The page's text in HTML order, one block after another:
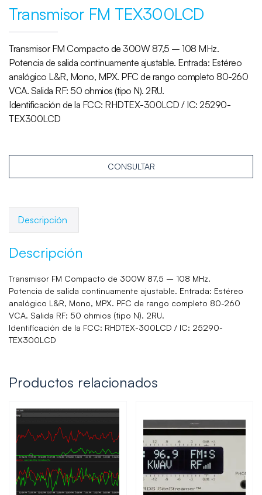
Transmisor FM TEX300LCD
Transmisor FM Compacto de 300W 87,5 – 108 MHz.
Potencia de salida continuamente ajustable. Entrada: Estéreo
analógico L&R, Mono, MPX. PFC de rango completo 80-260
VCA. Salida RF: 50 ohmios (tipo N). 2RU.
Identificación de la FCC: RHDTEX-300LCD / IC: 25290-
TEX300LCD
CONSULTAR
Descripción
Descripción
Transmisor FM Compacto de 300W 87,5 – 108 MHz.
Potencia de salida continuamente ajustable. Entrada: Estéreo
analógico L&R, Mono, MPX. PFC de rango completo 80-260
VCA. Salida RF: 50 ohmios (tipo N). 2RU.
Identificación de la FCC: RHDTEX-300LCD / IC: 25290-
TEX300LCD
Productos relacionados